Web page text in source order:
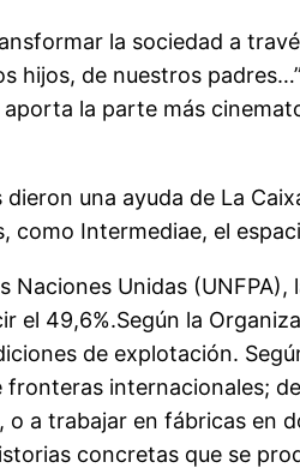
la sociedad a
hijos, de nuestros
la parte más
una ayuda de La
Intermediae, el
Naciones Unidas
el 49,6%.Según la
de explotación.
internacionales;
a trabajar en fábricas en
concretas que se